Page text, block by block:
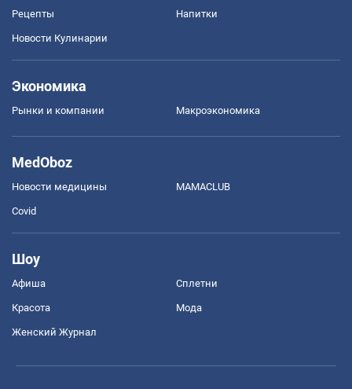
Рецепты Напитки
Новости Кулинарии
Экономика
Рынки и компании Mакроэкономика
MedOboz
Новости медицины MAMACLUB
Covid
Шоу
Афиша Сплетни
Красота Мода
Женский Журнал